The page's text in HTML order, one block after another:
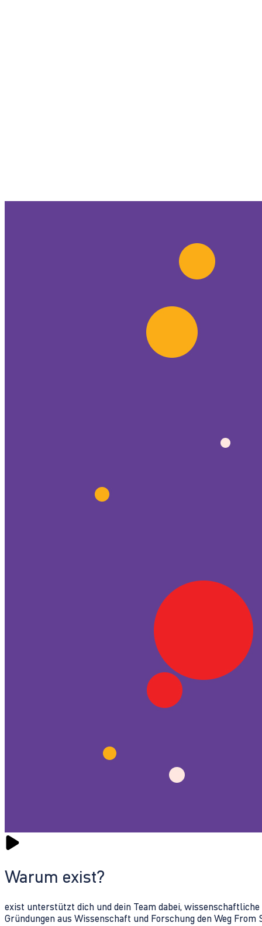
Warum exist?
exist unterstützt dich und dein Team dabei,
Gründungen aus Wissenschaft und Forschung den Weg From